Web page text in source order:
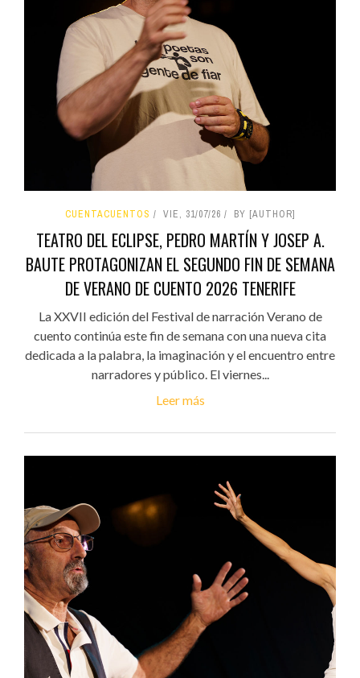
CUENTACUENTOS VIE, 31/07/26 BY [AUTHOR]
TEATRO DEL ECLIPSE, PEDRO MARTÍN Y JOSEP A.
BAUTE PROTAGONIZAN EL SEGUNDO FIN DE SEMANA
DE VERANO DE CUENTO 2026 TENERIFE
La XXVII edición del Festival de narración Verano de
cuento continúa este fin de semana con una nueva cita
dedicada a la palabra, la imaginación y el encuentro entre
narradores y público. El viernes...
Leer más